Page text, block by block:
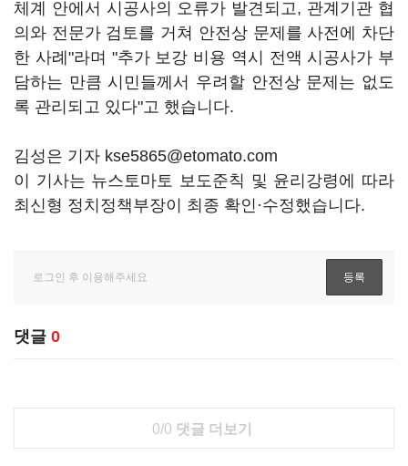
체계 안에서 시공사의 오류가 발견되고, 관계기관 협
의와 전문가 검토를 거쳐 안전상 문제를 사전에 차단
한 사례"라며 "추가 보강 비용 역시 전액 시공사가 부
담하는 만큼 시민들께서 우려할 안전상 문제는 없도
록 관리되고 있다"고 했습니다.
김성은 기자 kse5865@etomato.com
이 기사는 뉴스토마토 보도준칙 및 윤리강령에 따라
최신형 정치정책부장이 최종 확인·수정했습니다.
댓글 0
0/0 댓글 더보기